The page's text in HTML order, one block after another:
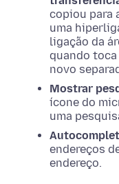
copiou para
uma
ligação da
quando toca
novo
Mostrar
ícone do
uma
endereços
endereço.